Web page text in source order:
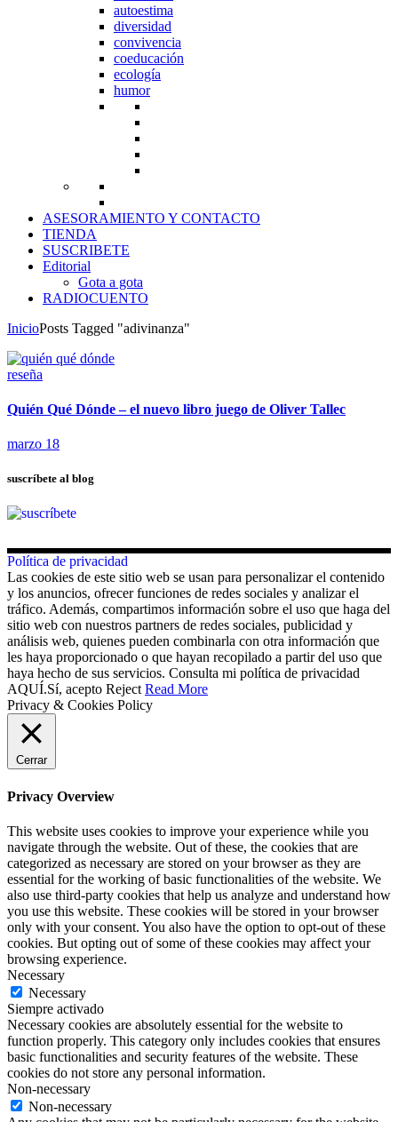
autoestima
diversidad
convivencia
coeducación
ecología
humor
ASESORAMIENTO Y CONTACTO
TIENDA
SUSCRIBETE
Editorial
Gota a gota
RADIOCUENTO
InicioPosts Tagged "adivinanza"
reseña
Quién Qué Dónde – el nuevo libro juego de Oliver Tallec
marzo 18
suscríbete al blog
Política de privacidad
Las cookies de este sitio web se usan para personalizar el contenido
y los anuncios, ofrecer funciones de redes sociales y analizar el
tráfico. Además, compartimos información sobre el uso que haga del
sitio web con nuestros partners de redes sociales, publicidad y
análisis web, quienes pueden combinarla con otra información que
les haya proporcionado o que hayan recopilado a partir del uso que
haya hecho de sus servicios. Consulta mi política de privacidad
AQUÍ.Sí, acepto Reject Read More
Privacy & Cookies Policy
Cerrar
Privacy Overview
This website uses cookies to improve your experience while you
navigate through the website. Out of these, the cookies that are
categorized as necessary are stored on your browser as they are
essential for the working of basic functionalities of the website. We
also use third-party cookies that help us analyze and understand how
you use this website. These cookies will be stored in your browser
only with your consent. You also have the option to opt-out of these
cookies. But opting out of some of these cookies may affect your
browsing experience.
Necessary
Necessary
Siempre activado
Necessary cookies are absolutely essential for the website to
function properly. This category only includes cookies that ensures
basic functionalities and security features of the website. These
cookies do not store any personal information.
Non-necessary
Non-necessary